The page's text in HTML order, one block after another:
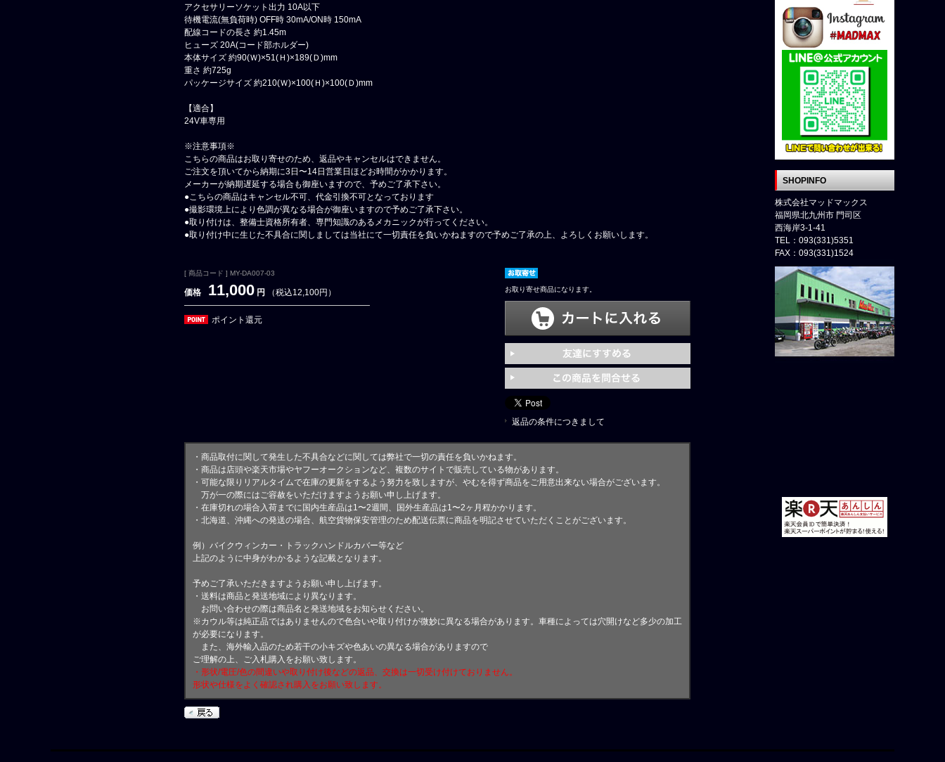
アクセサリーソケット出力 10A以下
待機電流(無負荷時) OFF時 30mA/ON時 150mA
配線コードの長さ 約1.45m
ヒューズ 20A(コード部ホルダー)
本体サイズ 約90(Ｗ)×51(Ｈ)×189(Ｄ)mm
重さ 約725g
パッケージサイズ 約210(Ｗ)×100(Ｈ)×100(Ｄ)mm
【適合】
24V車専用
※注意事項※
こちらの商品はお取り寄せのため、返品やキャンセルはできません。
ご注文を頂いてから納期に3日〜14日営業日ほどお時間がかかります。
メーカーが納期遅延する場合も御座いますので、予めご了承下さい。
●こちらの商品はキャンセル不可、代金引換不可となっております
●撮影環境上により色調が異なる場合が御座いますので予めご了承下さい。
●取り付けは、整備士資格所有者、専門知識のあるメカニックが行ってください。
●取り付け中に生じた不具合に関しましては当社にて一切責任を負いかねますので予めご了承の上、よろしくお願いします。
[ 商品コード ] MY-DA007-03
価格 11,000 円 （税込12,100円）
ポイント還元
お取り寄せ商品になります。
返品の条件につきまして
・商品取付に関して発生した不具合などに関しては弊社で一切の責任を負いかねます。
・商品は店頭や楽天市場やヤフーオークションなど、複数のサイトで販売している物があります。
・可能な限りリアルタイムで在庫の更新をするよう努力を致しますが、やむを得ず商品をご用意出来ない場合がございます。
万が一の際にはご容赦をいただけますようお願い申し上げます。
・在庫切れの場合入荷までに国内生産品は1〜2週間、国外生産品は1〜2ヶ月程かかります。
・北海道、沖縄への発送の場合、航空貨物保安管理のため配送伝票に商品を明記させていただくことがございます。
例）バイクウィンカー・トラックハンドルカバー等など
上記のように中身がわかるような記載となります。
予めご了承いただきますようお願い申し上げます。
・送料は商品と発送地域により異なります。
お問い合わせの際は商品名と発送地域をお知らせください。
※カウル等は純正品ではありませんので色合いや取り付けが微妙に異なる場合があります。車種によっては穴開けなど多少の加工
が必要になります。
また、海外輸入品のため若干の小キズや色あいの異なる場合がありますので
ご理解の上、ご入札購入をお願い致します。
・形状/電圧/色の間違いや取り付け後などの返品、交換は一切受け付けておりません。
形状や仕様をよく確認され購入をお願い致します。
SHOPINFO
株式会社マッドマックス
福岡県北九州市 門司区
西海岸3-1-41
TEL：093(331)5351
FAX：093(331)1524